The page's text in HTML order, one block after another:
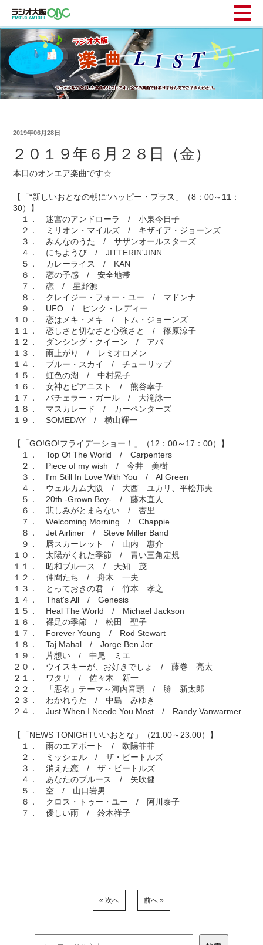
2019年06月28日
２０１９年６月２８日（金）
本日のオンエア楽曲です☆
【「“新しいおとなの朝に”ハッピー・プラス」（8：00～11：
30）】
１． 迷宮のアンドローラ / 小泉今日子
２． ミリオン・マイルズ / キザイア・ジョーンズ
３． みんなのうた / サザンオールスターズ
４． にちようび / JITTERIN'JINN
５． カレーライス / KAN
６． 恋の予感 / 安全地帯
７． 恋 / 星野源
８． クレイジー・フォー・ユー / マドンナ
９． UFO / ピンク・レディー
１０． 恋はメキ・メキ / トム・ジョーンズ
１１． 恋しさと切なさと心強さと / 篠原涼子
１２． ダンシング・クイーン / アバ
１３． 雨上がり / レミオロメン
１４． ブルー・スカイ / チューリップ
１５． 虹色の湖 / 中村晃子
１６． 女神とピアニスト / 熊谷幸子
１７． バチェラー・ガール / 大滝詠一
１８． マスカレード / カーペンターズ
１９． SOMEDAY / 横山輝一
【「GO!GO!フライデーショー！」（12：00～17：00）】
１． Top Of The World / Carpenters
２． Piece of my wish / 今井 美樹
３． I'm Still In Love With You / Al Green
４． ウェルカム大阪 / 大西 ユカリ、平松邦夫
５． 20th -Grown Boy- / 藤木直人
６． 悲しみがとまらない / 杏里
７． Welcoming Morning / Chappie
８． Jet Airliner / Steve Miller Band
９． 唇スカーレット / 山内 惠介
１０． 太陽がくれた季節 / 青い三角定規
１１． 昭和ブルース / 天知 茂
１２． 仲間たち / 舟木 一夫
１３． とっておきの君 / 竹本 孝之
１４． That's All / Genesis
１５． Heal The World / Michael Jackson
１６． 裸足の季節 / 松田 聖子
１７． Forever Young / Rod Stewart
１８． Taj Mahal / Jorge Ben Jor
１９． 片想い / 中尾 ミエ
２０． ウイスキーが、お好きでしょ / 藤巻 亮太
２１． ワタリ / 佐々木 新一
２２． 「悪名」テーマ～河内音頭 / 勝 新太郎
２３． わかれうた / 中島 みゆき
２４． Just When I Neede You Most / Randy Vanwarmer
【「NEWS TONIGHTいいおとな」（21:00～23:00）】
１． 雨のエアポート / 欧陽菲菲
２． ミッシェル / ザ・ビートルズ
３． 消えた恋 / ザ・ビートルズ
４． あなたのブルース / 矢吹健
５． 空 / 山口岩男
６． クロス・トゥー・ユー / 阿川泰子
７． 優しい雨 / 鈴木祥子
« 次へ 前へ »